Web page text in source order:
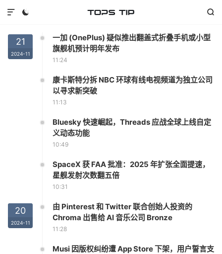
 

21
2024-11
一加 (OnePlus) 疑似推出翻盖式折叠手机或小型
旗舰机预计明年发布
11:24
康卡斯特分拆 NBC 环球有线电视频道为独立公司
以寻求新突破
11:13
Bluesky 快速崛起，Threads 应战全球上线自定
义动态功能
10:49
SpaceX 获 FAA 批准：2025 年扩张全面提速，
星舰发射次数翻五倍
10:31
20
2024-11
由 Pinterest 和 Twitter 联合创始人投资的
Chroma 出售给 AI 音乐公司 Bronze
11:28
Musi 因版权纠纷遭 App Store 下架，用户誓言支